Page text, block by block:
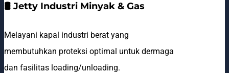
🛢 Jetty Industri Minyak & Gas
Melayani kapal industri berat yang
membutuhkan proteksi optimal untuk dermaga
dan fasilitas loading/unloading.